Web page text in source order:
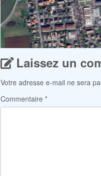
Laissez un
Votre adresse e-mail ne sera
Commentaire *